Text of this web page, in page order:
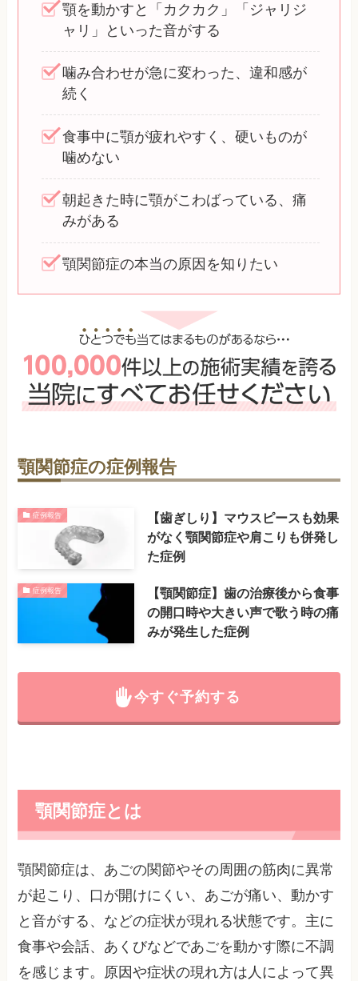
顎を動かすと「カクカク」「ジャリジ
ャリ」といった音がする
噛み合わせが急に変わった、違和感が
続く
食事中に顎が疲れやすく、硬いものが
噛めない
朝起きた時に顎がこわばっている、痛
みがある
顎関節症の本当の原因を知りたい
顎関節症の症例報告
症例報告
【歯ぎしり】マウスピースも効果
がなく顎関節症や肩こりも併発し
た症例
症例報告
【顎関節症】歯の治療後から食事
の開口時や大きい声で歌う時の痛
みが発生した症例
今すぐ予約する
顎関節症とは
顎関節症は、あごの関節やその周囲の筋肉に異常
が起こり、口が開けにくい、あごが痛い、動かす
と音がする、などの症状が現れる状態です。主に
食事や会話、あくびなどであごを動かす際に不調
を感じます。原因や症状の現れ方は人によって異